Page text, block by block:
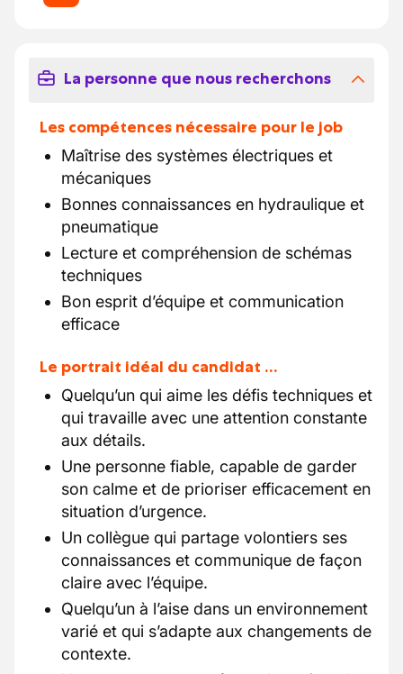
La personne que nous recherchons
Les compétences nécessaire pour le job
Maîtrise des systèmes électriques et
mécaniques
Bonnes connaissances en hydraulique et
pneumatique
Lecture et compréhension de schémas
techniques
Bon esprit d’équipe et communication
efficace
Le portrait idéal du candidat …
Quelqu’un qui aime les défis techniques et
qui travaille avec une attention constante
aux détails.
Une personne fiable, capable de garder
son calme et de prioriser efficacement en
situation d’urgence.
Un collègue qui partage volontiers ses
connaissances et communique de façon
claire avec l’équipe.
Quelqu’un à l’aise dans un environnement
varié et qui s’adapte aux changements de
contexte.